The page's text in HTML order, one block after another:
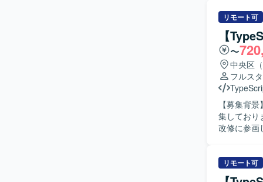
リモート可
【
〜
中央区
フルス
【募集背
集しております。 【作業内容】 銀行向けスマホアプリに
改修に参画
に取り組
や機能追加
リモート可